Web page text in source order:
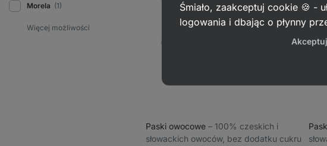
Morela (1)
Paski owocowe ⁠–⁠ 100% czeskich i
słowackich owoców, bez dodatku cukru
Śmiało, zaakceptuj cookie 🍪 -
logowania i dbając o płynny